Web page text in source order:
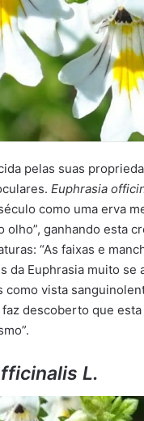
pelas suas
Euphrasia
como uma erva
olho”, ganhando esta
“As faixas e
da Euphrasia muito se
como vista
descoberto que
L.